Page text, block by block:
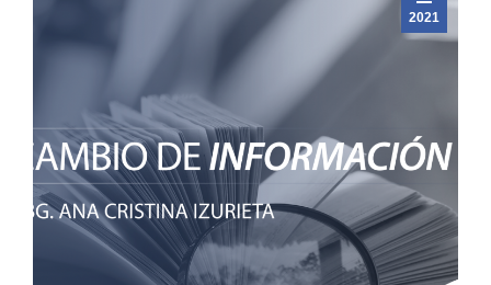
2021